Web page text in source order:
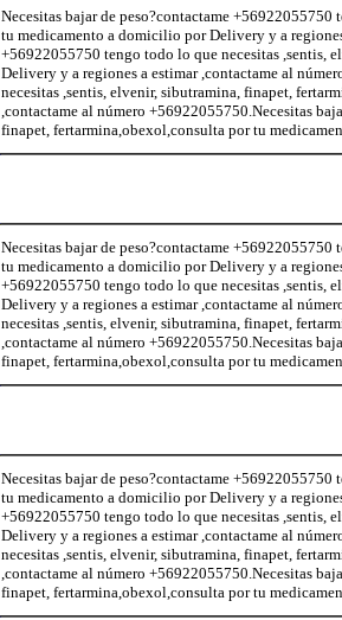
Necesitas bajar de peso?contactame
tu medicamento a domicilio por Delivery y a
+56922055750 tengo todo lo que necesitas ,sentis,
Delivery y a regiones a estimar ,contactame al
necesitas ,sentis, elvenir, sibutramina, finapet,
,contactame al número +56922055750.Necesitas
finapet, fertarmina,obexol,consulta por tu
Necesitas bajar de peso?contactame
tu medicamento a domicilio por Delivery y a
+56922055750 tengo todo lo que necesitas ,sentis,
Delivery y a regiones a estimar ,contactame al
necesitas ,sentis, elvenir, sibutramina, finapet,
,contactame al número +56922055750.Necesitas
finapet, fertarmina,obexol,consulta por tu
Necesitas bajar de peso?contactame
tu medicamento a domicilio por Delivery y a
+56922055750 tengo todo lo que necesitas ,sentis,
Delivery y a regiones a estimar ,contactame al
necesitas ,sentis, elvenir, sibutramina, finapet,
,contactame al número +56922055750.Necesitas
finapet, fertarmina,obexol,consulta por tu